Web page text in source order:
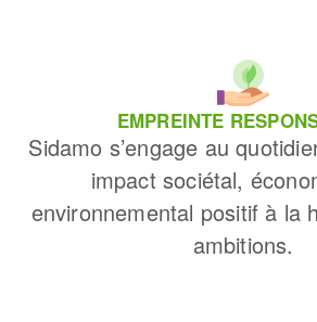
EMPREINTE
Sidamo s’engage au
impact sociétal,
environnemental positif à la
ambitions.